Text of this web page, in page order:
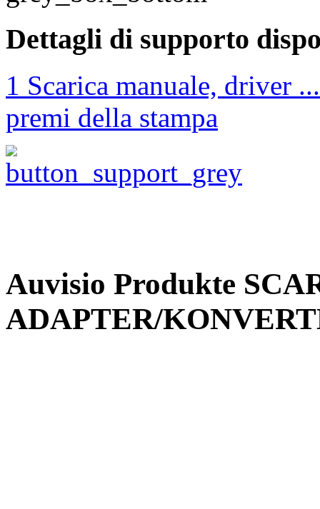
Dettagli di supporto
1 Scarica manuale, driver ...
premi della stampa
Auvisio Produkte
ADAPTER/